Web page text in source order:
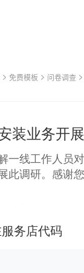
免费模板 问卷调查